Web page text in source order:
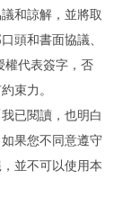
和諒解，並將取
頭和書面協議、
權代表簽字，否
束力。
已閱讀，也明白
果您不同意遵守
並不可以使用本